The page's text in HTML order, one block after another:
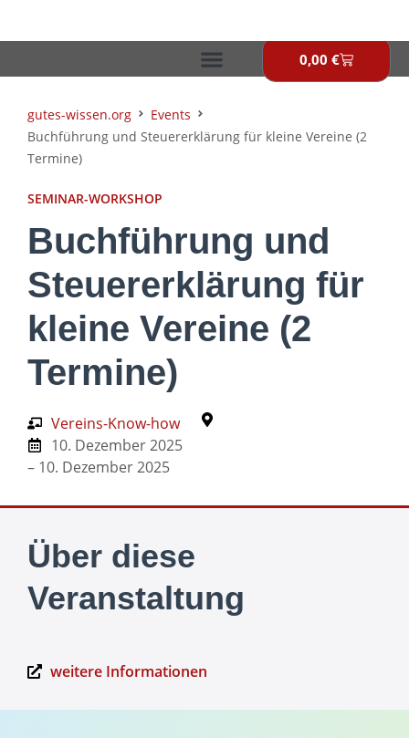
0,00 €
gutes-wissen.org
Events
Buchführung und Steuererklärung für kleine Vereine (2
Termine)
SEMINAR-WORKSHOP
Buchführung und
Steuererklärung für
kleine Vereine (2
Termine)
Vereins-Know-how
10. Dezember 2025
– 10. Dezember 2025
Über diese
Veranstaltung
weitere Informationen